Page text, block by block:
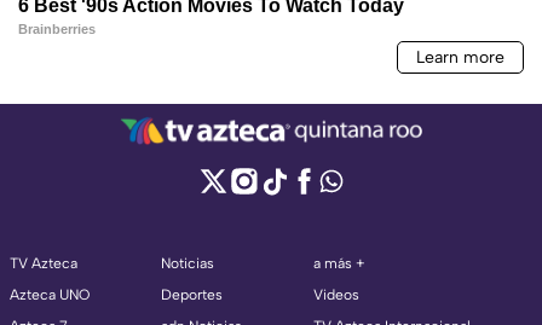
TV Azteca
Azteca UNO
Noticias
Deportes
a más +
Videos